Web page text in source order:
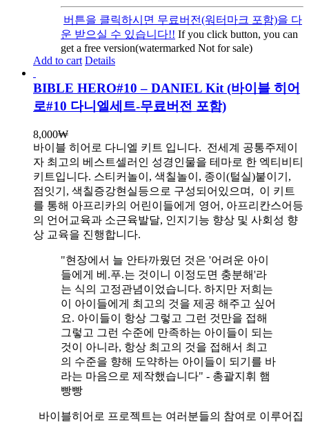
버튼을 클릭하시면 무료버전(워터마크 포함)을 다
운 받으실 수 있습니다!! If you click button, you can
get a free version(watermarked Not for sale)
Add to cart Details
BIBLE HERO#10 – DANIEL Kit (바이블 히어
로#10 다니엘세트-무료버전 포함)
8,000₩
바이블 히어로 다니엘 키트 입니다. 전세계 공통주제이
자 최고의 베스트셀러인 성경인물을 테마로 한 엑티비티
키트입니다. 스티커놀이, 색칠놀이, 종이(털실)붙이기,
점잇기, 색칠증강현실등으로 구성되어있으며, 이 키트
를 통해 아프리카의 어린이들에게 영어, 아프리칸스어등
의 언어교육과 소근육발달, 인지기능 향상 및 사회성 향
상 교육을 진행합니다.
"현장에서 늘 안타까웠던 것은 '어려운 아이
들에게 베.푸.는 것이니 이정도면 충분해'라
는 식의 고정관념이었습니다. 하지만 저희는
이 아이들에게 최고의 것을 제공 해주고 싶어
요. 아이들이 항상 그렇고 그런 것만을 접해
그렇고 그런 수준에 만족하는 아이들이 되는
것이 아니라, 항상 최고의 것을 접해서 최고
의 수준을 향해 도약하는 아이들이 되기를 바
라는 마음으로 제작했습니다" - 총괄지휘 햄
빵빵
바이블히어로 프로젝트는 여러분들의 참여로 이루어집